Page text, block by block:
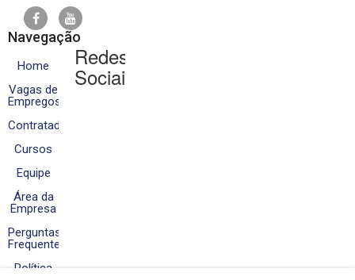
Navegação
Home
Vagas de
Empregos
Contratados
Cursos
Equipe
Área da
Empresa
Perguntas
Frequentes
Política
Redes
Sociais